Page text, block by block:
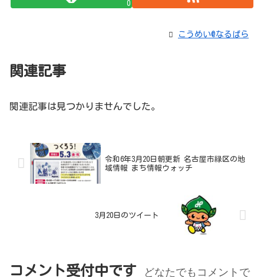
0
こうめい@なるぱら
関連記事
関連記事は見つかりませんでした。
令和6年3月20日朝更新 名古屋市緑区の地
域情報 まち情報ウォッチ
3月20日のツイート
コメント受付中です
どなたでもコメントで